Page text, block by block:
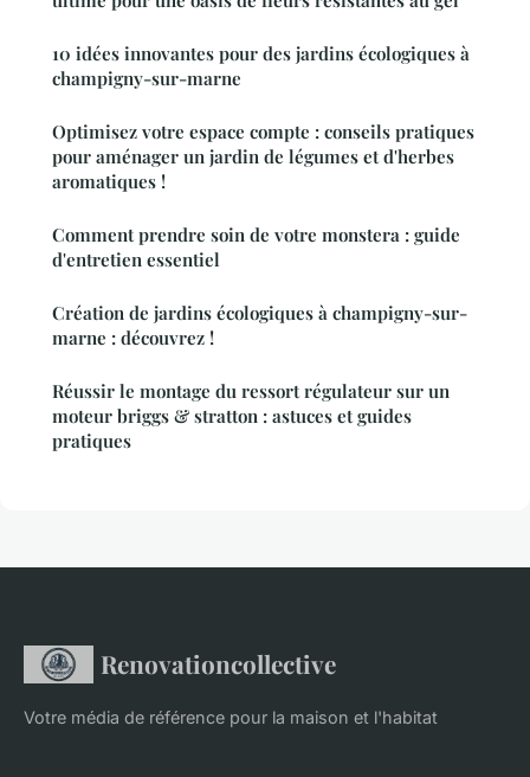
10 idées innovantes pour des jardins écologiques à
champigny-sur-marne
Optimisez votre espace compte : conseils pratiques
pour aménager un jardin de légumes et d'herbes
aromatiques !
Comment prendre soin de votre monstera : guide
d'entretien essentiel
Création de jardins écologiques à champigny-sur-
marne : découvrez !
Réussir le montage du ressort régulateur sur un
moteur briggs & stratton : astuces et guides
pratiques
Renovationcollective
Votre média de référence pour la maison et l'habitat